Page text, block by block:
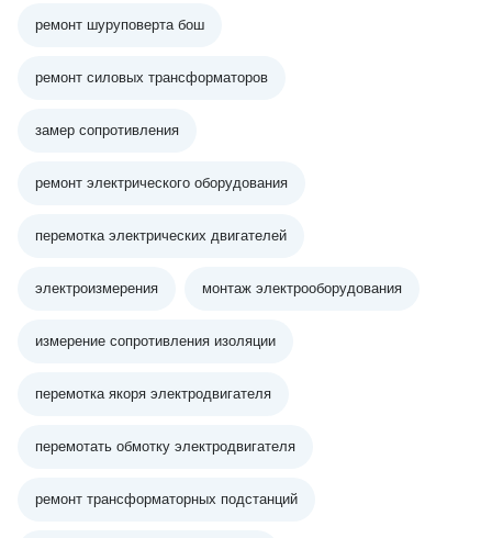
ремонт шуруповерта бош
ремонт силовых трансформаторов
замер сопротивления
ремонт электрического оборудования
перемотка электрических двигателей
электроизмерения монтаж электрооборудования
измерение сопротивления изоляции
перемотка якоря электродвигателя
перемотать обмотку электродвигателя
ремонт трансформаторных подстанций